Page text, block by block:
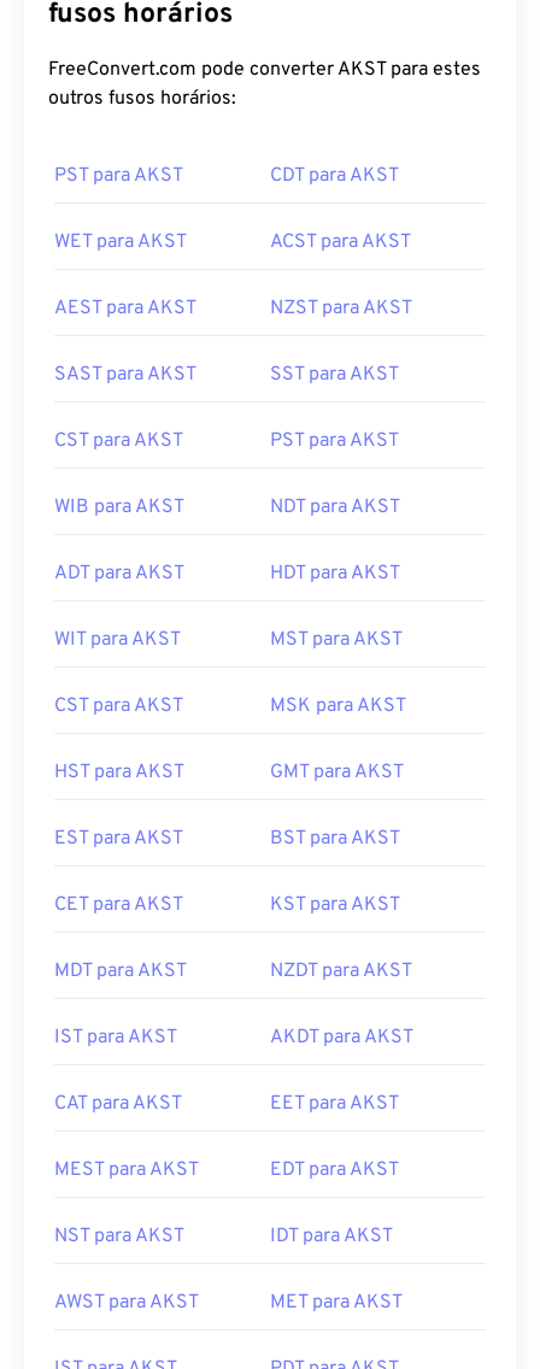
fusos horários
FreeConvert.com pode converter AKST para estes
outros fusos horários:
PST para AKST CDT para AKST
WET para AKST ACST para AKST
AEST para AKST NZST para AKST
SAST para AKST SST para AKST
CST para AKST PST para AKST
WIB para AKST NDT para AKST
ADT para AKST HDT para AKST
WIT para AKST MST para AKST
CST para AKST MSK para AKST
HST para AKST GMT para AKST
EST para AKST BST para AKST
CET para AKST KST para AKST
MDT para AKST NZDT para AKST
IST para AKST AKDT para AKST
CAT para AKST EET para AKST
MEST para AKST EDT para AKST
NST para AKST IDT para AKST
AWST para AKST MET para AKST